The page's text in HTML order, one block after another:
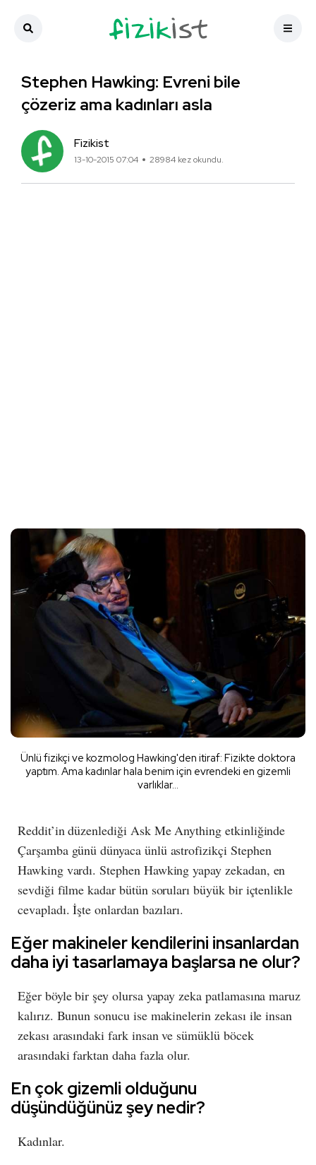
Stephen Hawking: Evreni bile
çözeriz ama kadınları asla
Fizikist
13-10-2015 07:04 28984 kez okundu.
Ünlü fizikçi ve kozmolog Hawking'den itiraf: Fizikte doktora
yaptım. Ama kadınlar hala benim için evrendeki en gizemli
varlıklar...
Reddit’in düzenlediği Ask Me Anything etkinliğinde
Çarşamba günü dünyaca ünlü astrofizikçi Stephen
Hawking vardı. Stephen Hawking yapay zekadan, en
sevdiği filme kadar bütün soruları büyük bir içtenlikle
cevapladı. İşte onlardan bazıları.
Eğer makineler kendilerini insanlardan
daha iyi tasarlamaya başlarsa ne olur?
Eğer böyle bir şey olursa yapay zeka patlamasına maruz
kalırız. Bunun sonucu ise makinelerin zekası ile insan
zekası arasındaki fark insan ve sümüklü böcek
arasındaki farktan daha fazla olur.
En çok gizemli olduğunu
düşündüğünüz şey nedir?
Kadınlar.